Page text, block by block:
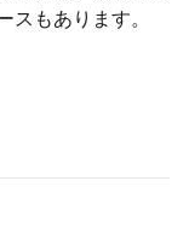
スもあります。